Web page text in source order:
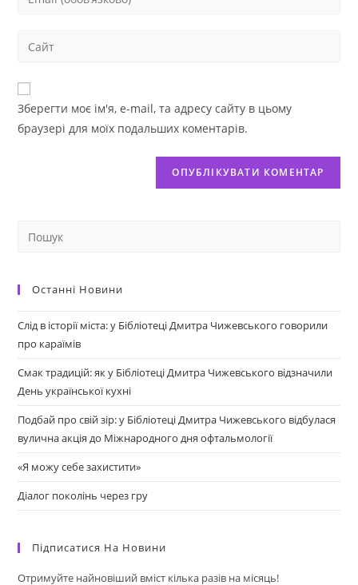
Зберегти моє ім'я, e-mail, та адресу сайту в цьому
браузері для моїх подальших коментарів.
Останні Новини
Слід в історії міста: у Бібліотеці Дмитра Чижевського говорили
про караїмів
Смак традицій: як у Бібліотеці Дмитра Чижевського відзначили
День української кухні
Подбай про свій зір: у Бібліотеці Дмитра Чижевського відбулася
вулична акція до Міжнародного дня офтальмології
«Я можу себе захистити»
Діалог поколінь через гру
Підписатися На Новини
Отримуйте найновіший вміст кілька разів на місяць!